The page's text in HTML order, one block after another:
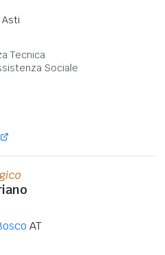
Tecnica
Sociale
AT